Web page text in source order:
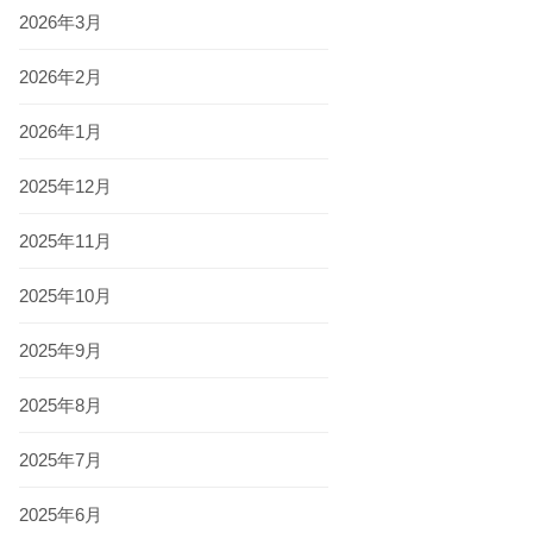
2026年3月
2026年2月
2026年1月
2025年12月
2025年11月
2025年10月
2025年9月
2025年8月
2025年7月
2025年6月